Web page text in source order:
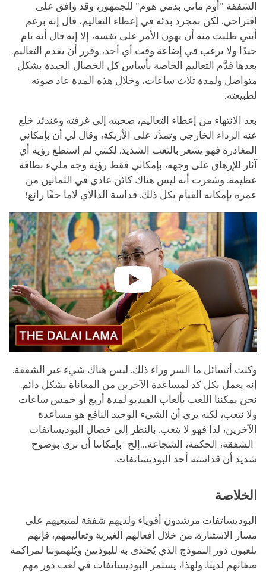
الشفقة "أوم ماني بدمي هوم" للجمهور، وقد وافق على
اقتراحي. لكن بمجرد بدئه في إعطاء التعاليم، قال إنه برغم
أنني طلبت منه أن يهون الأمر على نفسه، إلا إنه قال أنه نام
جيدًا ولا يرغب في إضاعة وقت أي أحد، وقرر أن يقدم التعاليم.
بعدها قدَّم التعاليم الخاصة بأساس كل الخصال الجيدة بشكل
متواصل ولمدة ثلاث ساعات، وخلال هذه المدة عاد صوته
لطبيعته.
بعد الانتهاء من إعطاء التعاليم، صحبته إلى غرفته وعندئذ خلع
عنه الرداء الخارجي وتمدَّد على الأريكة، وقال لي أن بإمكاني
المغادرة فهو يشعر بالتعب الشديد. لكنني لم استطع رؤية أي
آثار للإرهاق على وجهه، بإمكاني فقط رؤية وجه مليء بطاقة
عظيمة. وشعرت أنه ليس هناك كائن عادي في الثمانين من
عمره بإمكانه القيام بكل ذلك. قداسة الدالاي لاما حقًا رائع!
وكنت أتسائل ما السر وراء ذلك. ليس هناك شيء غير الشفقة.
إنه يعمل بكل كد لمساعدة الآخرين من المعاناة بشكل دائم.
نحن يمكننا اللعب بألعاب الفيديو لمدة أربع أو خمس ساعات
ولا نتعب، لكنه يرى أن الشيء الوحيد النافع هو مساعدة
الآخرين، لذا فهو لا يتعب. بالنظر إلى خصال البوديساتفات
-الشفقة، الحكمة، الشجاعة...إلخ- بإمكاننا أن نرى بوضوح
شديد أن قداسته أحد البوديساتفات.
الخلاصة
البوديساتفات مرشدون أقوياء ولديهم شفقة لمتبعيهم على
مسار الاستنارة. من خلال أفعالهم الغيرية وتعاليمهم، فإنهم
يلعبون دور النموذج الذي يُحتذى به للبوذيين ويُلهموننا لمراكمة
صفاتهم لدينا. ولهذا، يستمر البوديساتفات في لعب دور مهم